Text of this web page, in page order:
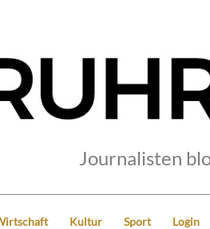
Journalisten
Kultur Sport Login